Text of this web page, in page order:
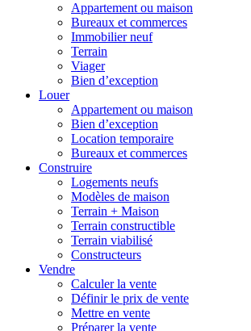
Appartement ou maison
Bureaux et commerces
Immobilier neuf
Terrain
Viager
Bien d’exception
Louer
Appartement ou maison
Bien d’exception
Location temporaire
Bureaux et commerces
Construire
Logements neufs
Modèles de maison
Terrain + Maison
Terrain constructible
Terrain viabilisé
Constructeurs
Vendre
Calculer la vente
Définir le prix de vente
Mettre en vente
Préparer la vente